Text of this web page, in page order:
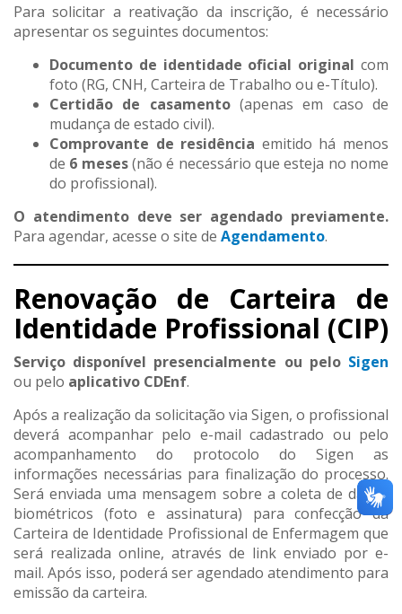
Para solicitar a reativação da inscrição, é necessário
apresentar os seguintes documentos:
Documento de identidade oficial original com
foto (RG, CNH, Carteira de Trabalho ou e-Título).
Certidão de casamento(apenas em caso de
mudança de estado civil).
Comprovante de residência emitido há menos
de 6 meses(não é necessário que esteja no nome
do profissional).
O atendimento deve ser agendado previamente.
Para agendar, acesse o site de Agendamento.
Renovação de Carteira de
Identidade Profissional (CIP)
Serviço disponível presencialmente ou pelo Sigen
ou pelo aplicativo CDEnf.
Após a realização da solicitação via Sigen, o profissional
deverá acompanhar pelo e-mail cadastrado ou pelo
acompanhamento do protocolo do Sigen as
informações necessárias para finalização do processo.
Será enviada uma mensagem sobre a coleta de dados
biométricos (foto e assinatura) para confecção da
Carteira de Identidade Profissional de Enfermagem que
será realizada online, através de link enviado por e-
mail. Após isso, poderá ser agendado atendimento para
emissão da carteira.